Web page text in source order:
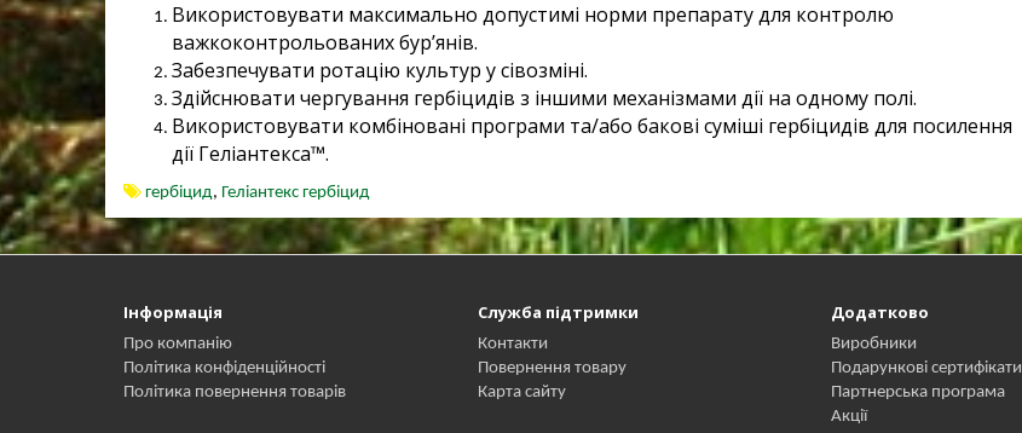
Використовувати максимально допустимі норми препарату для контролю
важкоконтрольованих бур’янів.
Забезпечувати ротацію культур у сівозміні.
Здійснювати чергування гербіцидів з іншими механізмами дії на одному полі.
Використовувати комбіновані програми та/або бакові суміші гербіцидів для посилення
дії Геліантекса™.
гербіцид, Геліантекс гербіцид
Інформація
Про компанію
Політика конфіденційності
Політика повернення товарів
Служба підтримки
Контакти
Повернення товару
Карта сайту
Додатково
Виробники
Подарункові сертифікати
Партнерська програма
Акції